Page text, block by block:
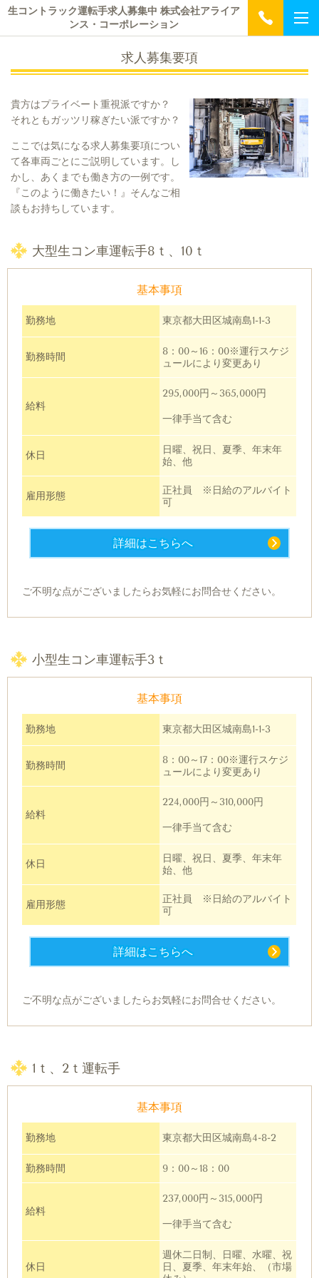
生コントラック運転手求人募集中 株式会社アライア
ンス・コーポレーション
求人募集要項
貴方はプライベート重視派ですか？
それともガッツリ稼ぎたい派ですか？
ここでは気になる求人募集要項につい
て各車両ごとにご説明しています。
し
かし、あくまでも働き方の一例です。
『このように働きたい！』そんなご相
談もお持ちしています。
大型生コン車運転手8ｔ、10ｔ
基本事項
勤務地 東京都大田区城南島1-1-3
勤務時間
8：00～16：00※運行スケジ
ュールにより変更あり
給料
295,000円～365,000円
一律手当て含む
休日
日曜、祝日、夏季、年末年
始、他
雇用形態
正社員 ※日給のアルバイト
可
詳細はこちらへ
ご不明な点がございましたらお気軽にお問合せください。
小型生コン車運転手3ｔ
基本事項
勤務地 東京都大田区城南島1-1-3
勤務時間
8：00～17：00※運行スケジ
ュールにより変更あり
給料
224,000円～310,000円
一律手当て含む
休日
日曜、祝日、夏季、年末年
始、他
雇用形態
正社員 ※日給のアルバイト
可
詳細はこちらへ
ご不明な点がございましたらお気軽にお問合せください。
1ｔ、2ｔ運転手
基本事項
勤務地 東京都大田区城南島4-8-2
勤務時間 9：00～18：00
給料
237,000円～315,000円
一律手当て含む
休日
週休二日制、日曜、水曜、祝
日、夏季、年末年始、（市場